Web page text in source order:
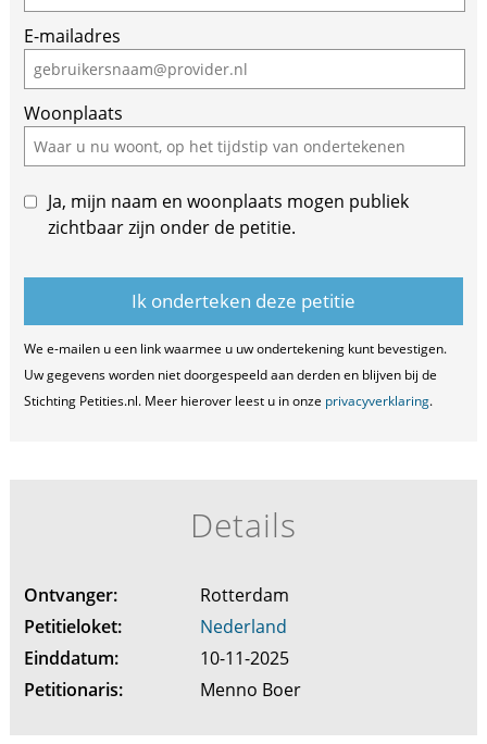
are
a
human,
ignore
this
field
E-mailadres
Woonplaats
Ja, mijn naam en woonplaats mogen publiek
zichtbaar zijn onder de petitie.
We e-mailen u een link waarmee u uw ondertekening kunt bevestigen.
Uw gegevens worden niet doorgespeeld aan derden en blijven bij de
Stichting Petities.nl. Meer hierover leest u in onze privacyverklaring.
Details
Ontvanger:
Rotterdam
Petitieloket:
Nederland
Einddatum:
10-11-2025
Petitionaris:
Menno Boer